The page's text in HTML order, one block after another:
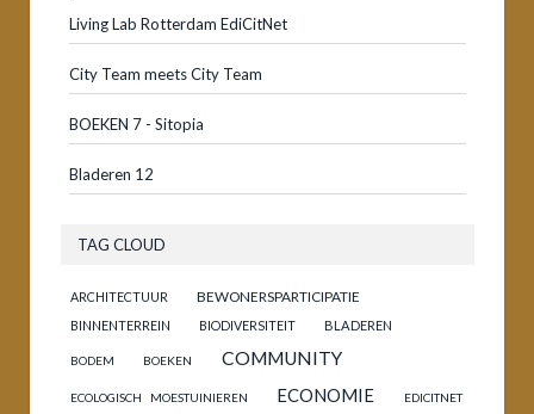
Living Lab Rotterdam EdiCitNet
City Team meets City Team
BOEKEN 7 - Sitopia
Bladeren 12
TAG CLOUD
ARCHITECTUUR BEWONERSPARTICIPATIE
BINNENTERREIN BIODIVERSITEIT BLADEREN
BODEM BOEKEN COMMUNITY
ECOLOGISCH MOESTUINIEREN ECONOMIE EDICITNET